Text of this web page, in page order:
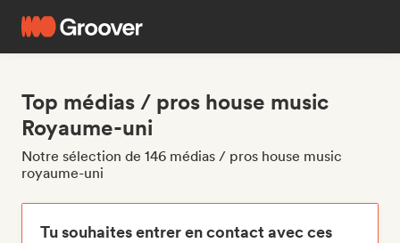
Top médias / pros house music
Royaume-uni
Notre sélection de 146 médias / pros house music
royaume-uni
Tu souhaites entrer en contact avec ces